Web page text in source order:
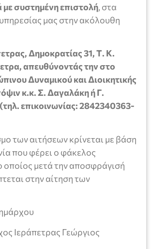
με συστημένη επιστολή, στα
μας στην ακόλουθη
Δημοκρατίας 31, Τ. Κ.
απευθύνοντάς την στο
Δυναμικού και Διοικητικής
κ.κ. Σ. Δαγαλάκη ή Γ.
επικοινωνίας: 2842340363-
των αιτήσεων κρίνεται με βάση
που φέρει ο φάκελος
οποίος μετά την αποσφράγισή
στην αίτηση των
Ιεράπετρας Γεώργιος